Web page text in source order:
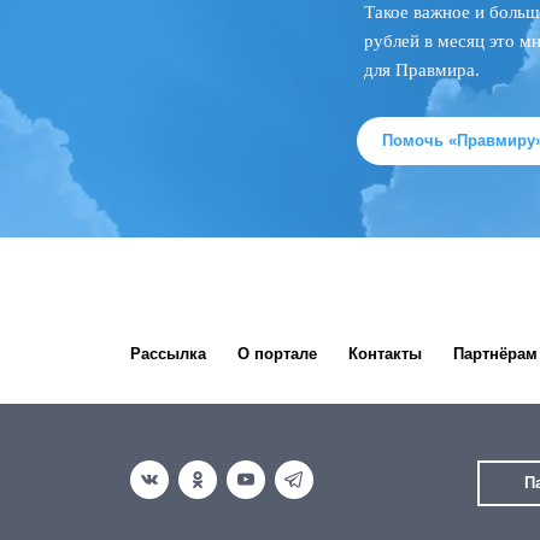
Такое важное и
рублей в месяц это
для Правмира.
Помочь
Рассылка О портале Контакты Партнёрам